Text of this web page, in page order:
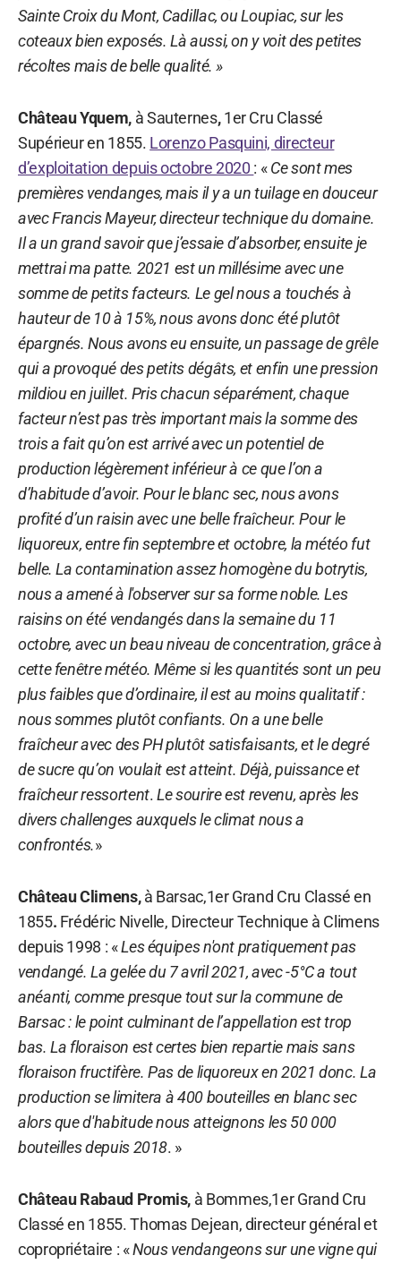
Sainte Croix du Mont, Cadillac, ou Loupiac, sur les
coteaux bien exposés. Là aussi, on y voit des petites
récoltes mais de belle qualité. »
Château Yquem, à Sauternes,1er Cru Classé
Supérieur en 1855. Lorenzo Pasquini, directeur
d’exploitation depuis octobre 2020 : «Ce sont mes
premières vendanges, mais il y a un tuilage en douceur
avec Francis Mayeur, directeur technique du domaine.
Il a un grand savoir que j’essaie d’absorber, ensuite je
mettrai ma patte. 2021 est un millésime avec une
somme de petits facteurs. Le gel nous a touchés à
hauteur de 10 à 15%, nous avons donc été plutôt
épargnés. Nous avons eu ensuite, un passage de grêle
qui a provoqué des petits dégâts, et enfin une pression
mildiou en juillet. Pris chacun séparément, chaque
facteur n’est pas très important mais la somme des
trois a fait qu’on est arrivé avec un potentiel de
production légèrement inférieur à ce que l’on a
d’habitude d’avoir. Pour le blanc sec, nous avons
profité d’un raisin avec une belle fraîcheur. Pour le
liquoreux, entre fin septembre et octobre, la météo fut
belle. La contamination assez homogène du botrytis,
nous a amené à l'observer sur sa forme noble. Les
raisins on été vendangés dans la semaine du 11
octobre, avec un beau niveau de concentration, grâce à
cette fenêtre météo. Même si les quantités sont un peu
plus faibles que d’ordinaire, il est au moins qualitatif :
nous sommes plutôt confiants. On a une belle
fraîcheur avec des PH plutôt satisfaisants, et le degré
de sucre qu’on voulait est atteint. Déjà, puissance et
fraîcheur ressortent.Le sourire est revenu, après les
divers challenges auxquels le climat nous a
confrontés.»
Château Climens,à Barsac,1er Grand Cru Classé en
1855. Frédéric Nivelle, Directeur Technique à Climens
depuis 1998 : «Les équipes n'ont pratiquement pas
vendangé. La gelée du 7 avril 2021, avec -5°C a tout
anéanti, comme presque tout sur la commune de
Barsac : le point culminant de l’appellation est trop
bas. La floraison est certes bien repartie mais sans
floraison fructifère. Pas de liquoreux en 2021 donc. La
production se limitera à 400 bouteilles en blanc sec
alors que d'habitude nous atteignons les 50 000
bouteilles depuis 2018. »
Château Rabaud Promis, à Bommes,1er Grand Cru
Classé en 1855. Thomas Dejean, directeur général et
copropriétaire : «Nous vendangeons sur une vigne qui